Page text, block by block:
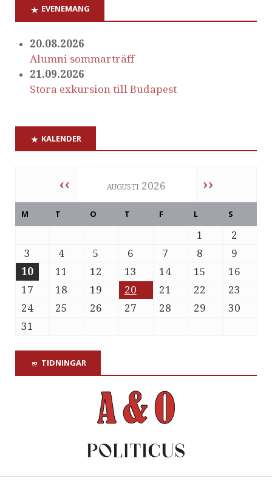
EVENEMANG
20.08.2026
Alumni sommarträff
21.09.2026
Stora exkursion till Budapest
KALENDER
‹‹ augusti 2026 ››
M T O T F L S
1
2
3
4 5 6 7 8
9
10
11 12 13 14 15
16
17
18 19 20 21 22
23
24
25 26 27 28 29
30
31
TIDNINGAR